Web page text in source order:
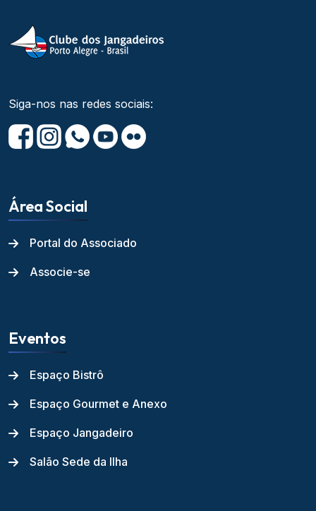
Siga-nos nas redes sociais:
Área Social
Portal do Associado
Associe-se
Eventos
Espaço Bistrô
Espaço Gourmet e Anexo
Espaço Jangadeiro
Salão Sede da Ilha